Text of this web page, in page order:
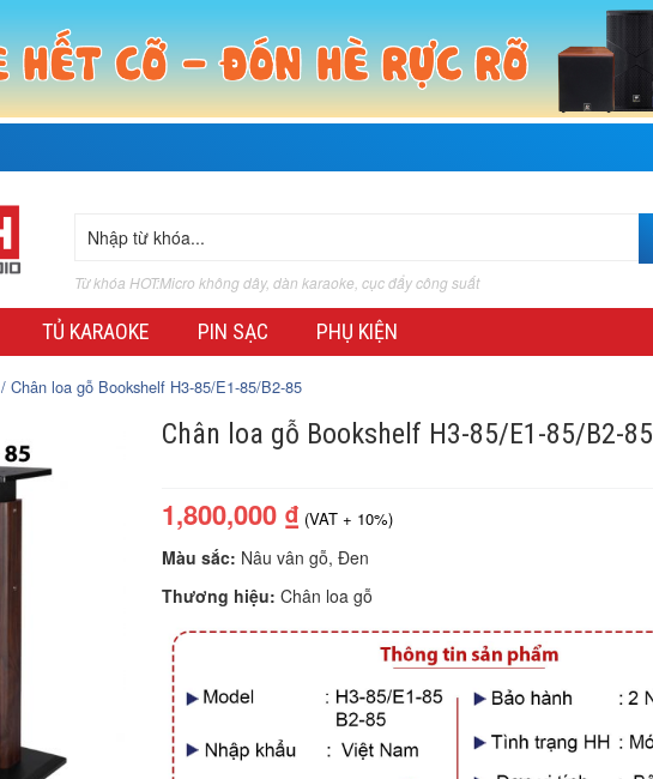
Từ khóa HOT:Micro không dây, dàn karaoke, cục đẩy công suất
TỦ KARAOKE PIN SẠC PHỤ KIỆN
/ Chân loa gỗ Bookshelf H3-85/E1-85/B2-85
Chân loa gỗ Bookshelf H3-85/E1-85/B2-85
1,800,000 ₫ (VAT + 10%)
Màu sắc: Nâu vân gỗ, Đen
Thương hiệu: Chân loa gỗ